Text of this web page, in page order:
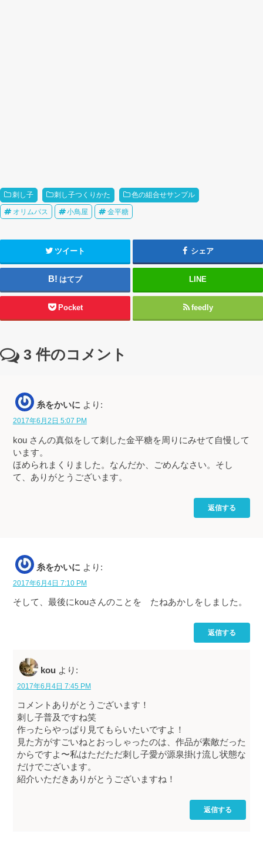
刺し子 刺し子つくりかた 色の組合せサンプル
オリムパス 小鳥屋 金平糖
ツイート シェア
はてブ LINE
Pocket feedly
3 件のコメント
糸をかいに より:
2017年6月2日 5:07 PM
kou さんの真似をして刺した金平糖を周りにみせて自慢して
います。
ほめられまくりました。なんだか、ごめんなさい。そし
て、ありがとうございます。
返信する
糸をかいに より:
2017年6月4日 7:10 PM
そして、最後にkouさんのことを たねあかしをしました。
返信する
kou より:
2017年6月4日 7:45 PM
コメントありがとうございます！
刺し子普及ですね笑
作ったらやっぱり見てもらいたいですよ！
見た方がすごいねとおっしゃったのは、作品が素敵だった
からですよ〜私はただただ刺し子愛が源泉掛け流し状態な
だけでございます。
紹介いただきありがとうございますね！
返信する